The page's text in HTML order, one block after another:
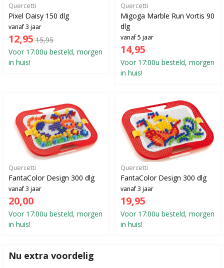
Quercetti
Pixel Daisy 150 dlg
vanaf 3 jaar
12,95 15,95
Voor 17:00u besteld, morgen
in huis!
Quercetti
Migoga Marble Run Vortis 90
dlg
vanaf 5 jaar
14,95
Voor 17:00u besteld, morgen
in huis!
Quercetti
FantaColor Design 300 dlg
vanaf 3 jaar
20,00
Voor 17:00u besteld, morgen
in huis!
Quercetti
FantaColor Design 300 dlg
vanaf 3 jaar
19,95
Voor 17:00u besteld, morgen
in huis!
Nu extra voordelig